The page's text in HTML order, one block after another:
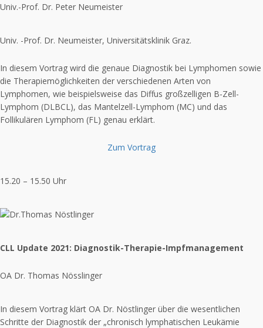
Univ.-Prof. Dr. Peter Neumeister
Univ. -Prof. Dr. Neumeister, Universitätsklinik Graz.
In diesem Vortrag wird die genaue Diagnostik bei Lymphomen sowie
die Therapiemöglichkeiten der verschiedenen Arten von
Lymphomen, wie beispielsweise das Diffus großzelligen B-Zell-
Lymphom (DLBCL), das Mantelzell-Lymphom (MC) und das
Follikulären Lymphom (FL) genau erklärt.
Zum Vortrag
15.20 – 15.50 Uhr
CLL Update 2021: Diagnostik-Therapie-Impfmanagement
OA Dr. Thomas Nösslinger
In diesem Vortrag klärt OA Dr. Nöstlinger über die wesentlichen
Schritte der Diagnostik der „chronisch lymphatischen Leukämie